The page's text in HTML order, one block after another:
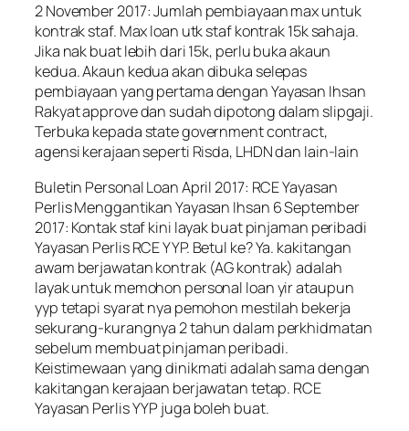
2 November 2017: Jumlah pembiayaan max untuk
kontrak staf. Max loan utk staf kontrak 15k sahaja.
Jika nak buat lebih dari 15k, perlu buka akaun
kedua. Akaun kedua akan dibuka selepas
pembiayaan yang pertama dengan Yayasan Ihsan
Rakyat approve dan sudah dipotong dalam slipgaji.
Terbuka kepada state government contract,
agensi kerajaan seperti Risda, LHDN dan lain-lain
Buletin Personal Loan April 2017: RCE Yayasan
Perlis Menggantikan Yayasan Ihsan 6 September
2017: Kontak staf kini layak buat pinjaman peribadi
Yayasan Perlis RCE YYP. Betul ke? Ya. kakitangan
awam berjawatan kontrak (AG kontrak) adalah
layak untuk memohon personal loan yir ataupun
yyp tetapi syarat nya pemohon mestilah bekerja
sekurang-kurangnya 2 tahun dalam perkhidmatan
sebelum membuat pinjaman peribadi.
Keistimewaan yang dinikmati adalah sama dengan
kakitangan kerajaan berjawatan tetap. RCE
Yayasan Perlis YYP juga boleh buat.